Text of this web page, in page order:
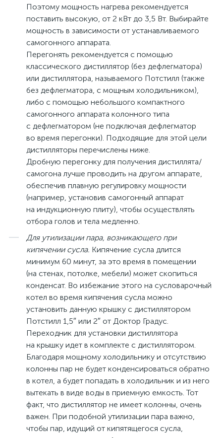
Поэтому мощность нагрева рекомендуется
поставить высокую, от 2 кВт до 3,5 Вт. Выбирайте
мощность в зависимости от устанавливаемого
самогонного аппарата.
Перегонять рекомендуется с помощью
классического дистиллятор (без дефлегматора)
или дистиллятора, называемого Потстилл (также
без дефлегматора, с мощным холодильником),
либо с помощью небольшого компактного
самогонного аппарата колонного типа
с дефлегматором (не подключая дефлегматор
во время перегонки). Подходящие для этой цели
дистилляторы перечислены ниже.
Дробную перегонку для получения дистиллята/
самогона лучше проводить на другом аппарате,
обеспечив плавную регулировку мощности
(например, установив самогонный аппарат
на индукционную плиту), чтобы осуществлять
отбора голов и тела медленно.
Для утилизации пара, возникающего при
кипячении сусла. Кипячение сусла длится
минимум 60 минут, за это время в помещении
(на стенах, потолке, мебели) может скопиться
конденсат. Во избежание этого на сусловарочный
котел во время кипячения сусла можно
установить данную крышку с дистиллятором
Потстилл 1,5″ или 2″ от Доктор Градус.
Переходник для установки дистиллятора
на крышку идет в комплекте с дистиллятором.
Благодаря мощному холодильнику и отсутствию
колонны пар не будет конденсироваться обратно
в котел, а будет попадать в холодильник и из него
вытекать в виде воды в приемную емкость. Тот
факт, что дистиллятор не имеет колонны, очень
важен. При подобной утилизации пара важно,
чтобы пар, идущий от кипятящегося сусла,